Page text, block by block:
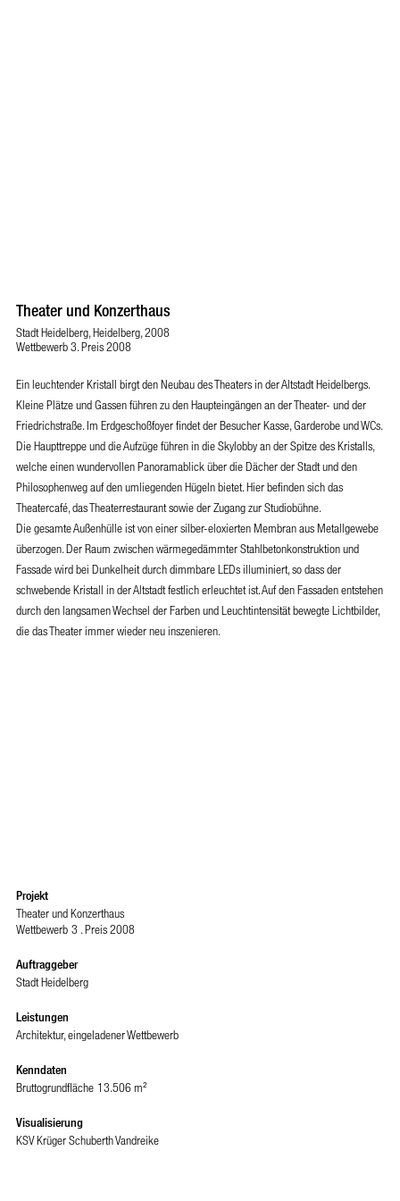
Theater und Konzerthaus
Stadt Heidelberg, Heidelberg, 2008
Wettbewerb 3. Preis 2008
Ein leuchtender Kristall birgt den Neubau des Theaters in der Altstadt Heidelbergs.
Kleine Plätze und Gassen führen zu den Haupteingängen an der Theater- und der
Friedrichstraße. Im Erdgeschoßfoyer findet der Besucher Kasse, Garderobe und WCs.
Die Haupttreppe und die Aufzüge führen in die Skylobby an der Spitze des Kristalls,
welche einen wundervollen Panoramablick über die Dächer der Stadt und den
Philosophenweg auf den umliegenden Hügeln bietet. Hier befinden sich das
Theatercafé, das Theaterrestaurant sowie der Zugang zur Studiobühne.
Die gesamte Außenhülle ist von einer silber-eloxierten Membran aus Metallgewebe
überzogen. Der Raum zwischen wärmegedämmter Stahlbetonkonstruktion und
Fassade wird bei Dunkelheit durch dimmbare LEDs illuminiert, so dass der
schwebende Kristall in der Altstadt festlich erleuchtet ist. Auf den Fassaden entstehen
durch den langsamen Wechsel der Farben und Leuchtintensität bewegte Lichtbilder,
die das Theater immer wieder neu inszenieren.
Projekt
Theater und Konzerthaus
Wettbewerb 3 . Preis 2008
Auftraggeber
Stadt Heidelberg
Leistungen
Architektur, eingeladener Wettbewerb
Kenndaten
Bruttogrundfläche 13.506 m²
Visualisierung
KSV Krüger Schuberth Vandreike